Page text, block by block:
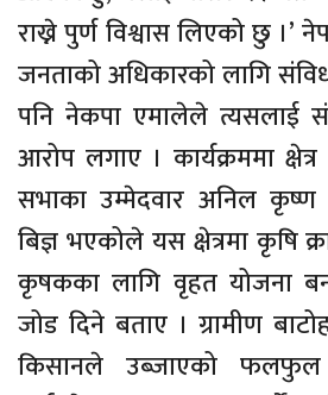
राख्ने पुर्ण विश्वास लिएको छु ।’
जनताको अधिकारको लागि
पनि नेकपा एमालेले त्यसलाई
आरोप लगाए । कार्यक्रममा
सभाका उम्मेदवार अनिल
बिज्ञ भएकोले यस क्षेत्रमा कृषि
कृषकका लागि वृहत योजना
जोड दिने बताए । ग्रामीण
किसानले उब्जाएको फलफुल